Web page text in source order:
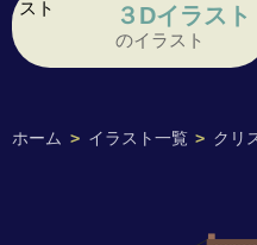
ホーム > イラスト一覧 > クリ
３Dイラスト
のイラスト